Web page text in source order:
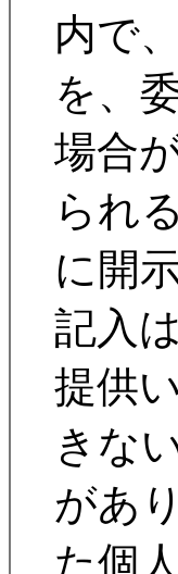
内で
を、
場合
られ
に開
記入
提供
きな
があ
た個